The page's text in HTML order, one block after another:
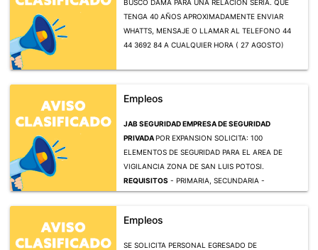
INDUSTRIAS 2301 ESQ. FCO. MATZ. DE LA VEGA.
4448490491
BUSCO DAMA PARA UNA RELACION SERIA. QUE
TENGA 40 AÑOS APROXIMADAMENTE ENVIAR
WHATTS, MENSAJE O LLAMAR AL TELEFONO 44
44 3692 84 A CUALQUIER HORA ( 27 AGOSTO)
Empleos
JAB SEGURIDAD EMPRESA DE SEGURIDAD
PRIVADAPOR EXPANSION SOLICITA: 100
ELEMENTOS DE SEGURIDAD PARA EL AREA DE
VIGILANCIA ZONA DE SAN LUIS POTOSI.
REQUISITOS - PRIMARIA, SECUNDARIA -
DISPONIBILIDAD ROLAR TURNOS. - ESTATURA
CURRICULUM VITAE CON FOTOGRAFIA - EDAD DE
Empleos
SE SOLICITA PERSONAL EGRESADO DE